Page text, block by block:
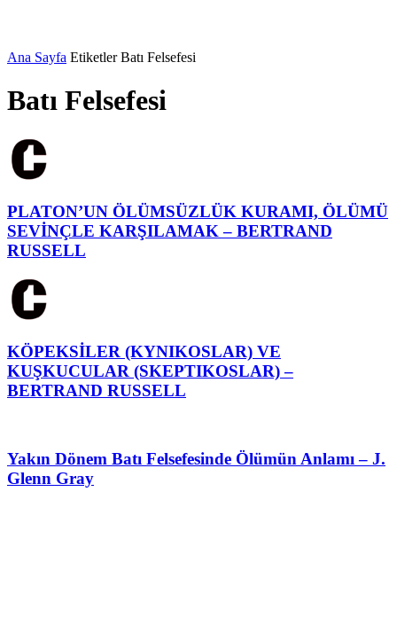
Ana Sayfa Etiketler Batı Felsefesi
Batı Felsefesi
PLATON’UN ÖLÜMSÜZLÜK KURAMI, ÖLÜMÜ
SEVİNÇLE KARŞILAMAK – BERTRAND
RUSSELL
KÖPEKSİLER (KYNIKOSLAR) VE
KUŞKUCULAR (SKEPTIKOSLAR) –
BERTRAND RUSSELL
Yakın Dönem Batı Felsefesinde Ölümün Anlamı – J.
Glenn Gray